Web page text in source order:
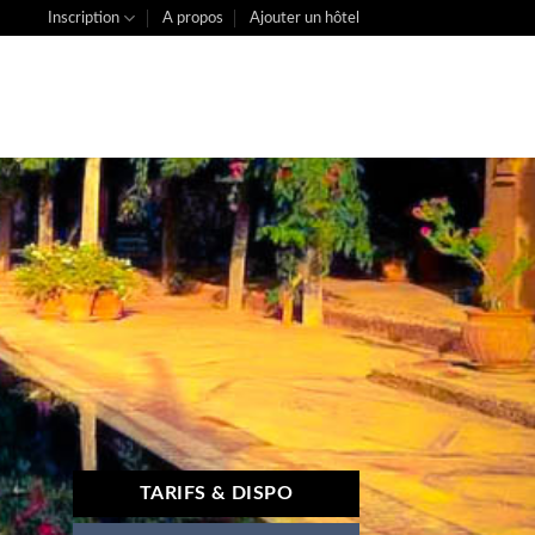
Inscription A propos Ajouter un hôtel
TARIFS & DISPO